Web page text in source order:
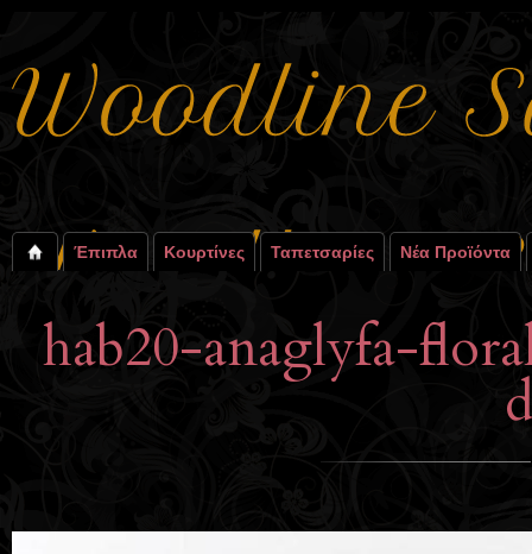
Έπιπλα Κουρτίνες Ταπετσαρίες Νέα Προϊόντα
hab20-anaglyfa-